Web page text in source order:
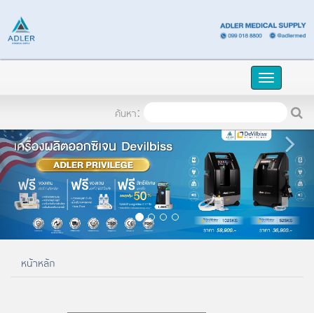
Toggle
ค้นหา:
หน้าหลัก